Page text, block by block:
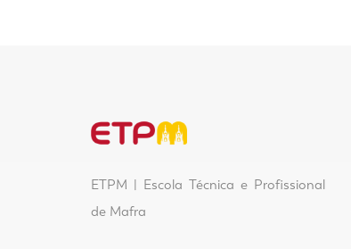
ETPM | Escola Técnica e Profissional
de Mafra